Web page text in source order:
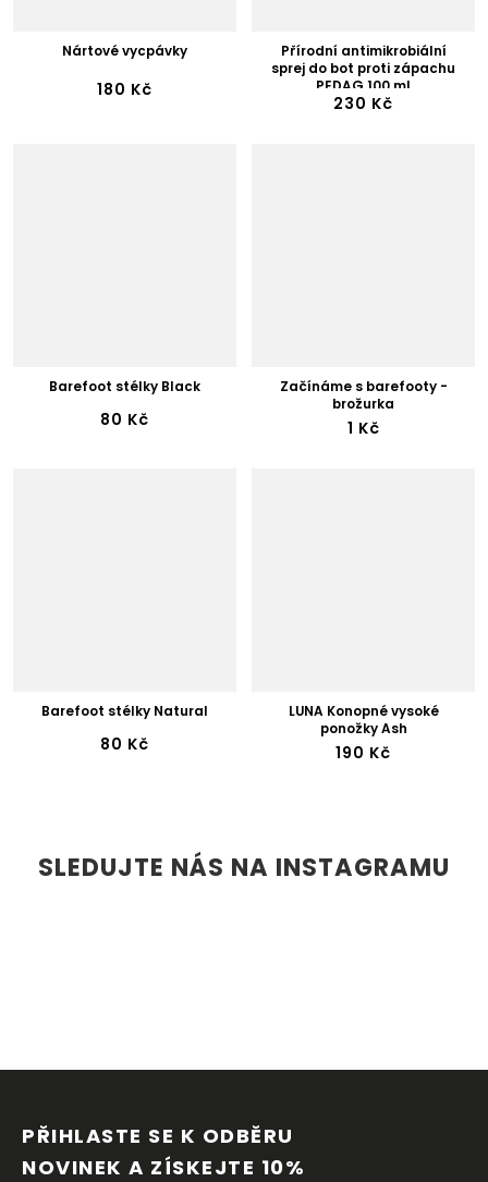
Nártové vycpávky
180 Kč
Přírodní antimikrobiální
sprej do bot proti zápachu
PEDAG 100 ml
230 Kč
Barefoot stélky Black
80 Kč
Začínáme s barefooty -
brožurka
1 Kč
Barefoot stélky Natural
80 Kč
LUNA Konopné vysoké
ponožky Ash
190 Kč
SLEDUJTE NÁS NA INSTAGRAMU
PŘIHLASTE SE K ODBĚRU
NOVINEK A ZÍSKEJTE 10%